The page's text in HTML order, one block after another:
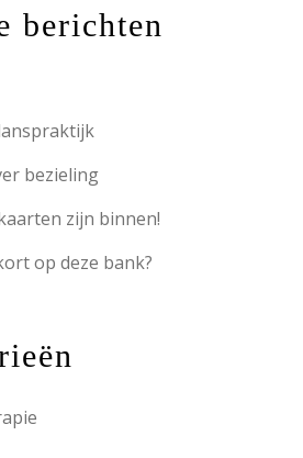
berichten
bezieling
zijn binnen!
op deze bank?